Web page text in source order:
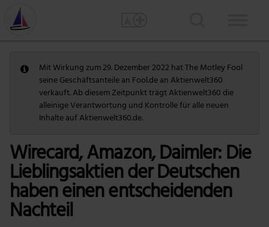
Mit Wirkung zum 29. Dezember 2022 hat The Motley Fool
seine Geschäftsanteile an Fool.de an Aktienwelt360
verkauft. Ab diesem Zeitpunkt trägt Aktienwelt360 die
alleinige Verantwortung und Kontrolle für alle neuen
Inhalte auf Aktienwelt360.de.
Wirecard, Amazon, Daimler: Die
Lieblingsaktien der Deutschen
haben einen entscheidenden
Nachteil